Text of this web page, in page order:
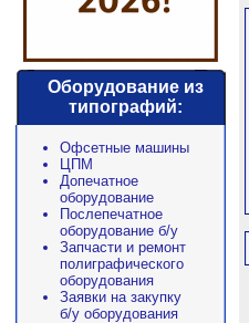
Оборудование из
типографий:
Офсетные машины
ЦПМ
Допечатное
оборудование
Послепечатное
оборудование б/у
Запчасти и ремонт
полиграфического
оборудования
Заявки на закупку
б/у оборудования